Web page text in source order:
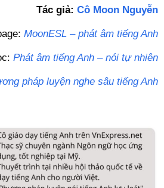
Tác giả: Cô Moon Nguyễn
MoonESL – phát âm tiếng Anh
Phát âm tiếng Anh – nói tự nhiên
pháp luyện nghe sâu tiếng Anh